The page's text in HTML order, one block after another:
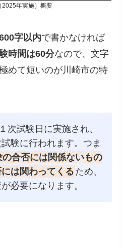
2025年実施）概要
字以内で書かなければ
時間は60分なので、文字
めて短いのが川崎市の特
次試験日に実施され、
験に行われます。つま
合否には関係ないもの
は関わってくるため、
必要になります。